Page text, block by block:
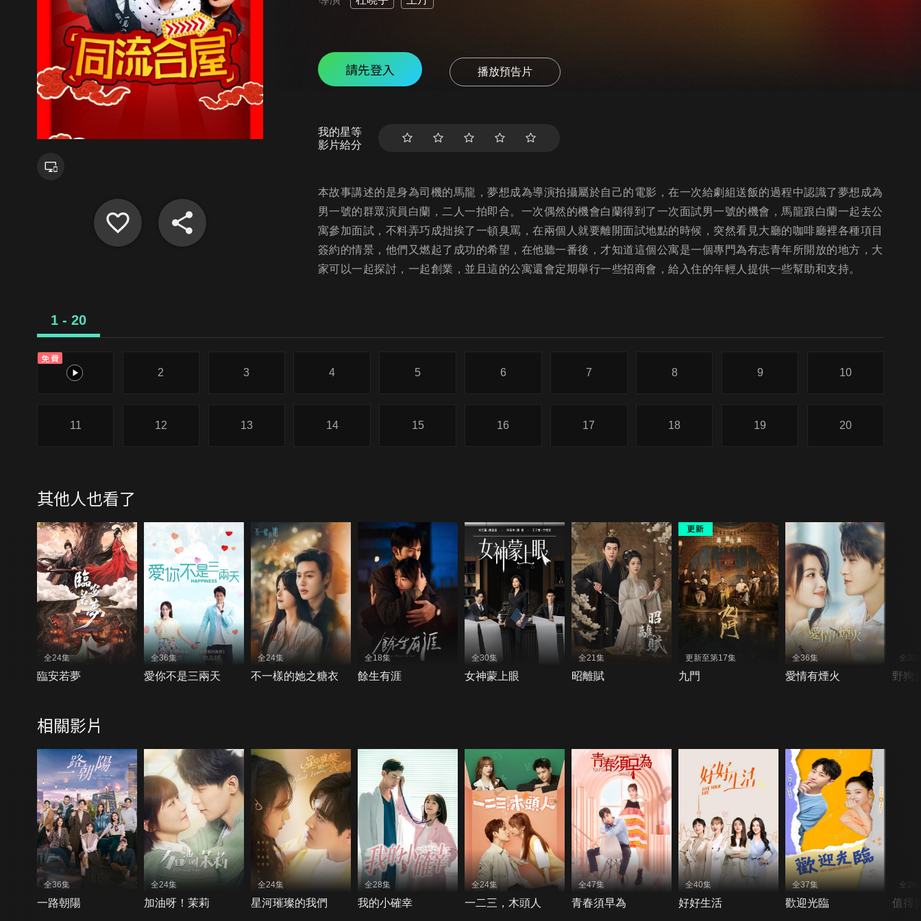
請先登入 播放預告片
我的星等
影片給分
本故事講述的是身為司機的馬龍，夢想成為導演拍攝屬於自己的電影，在一次給劇組送飯的過程中認識了夢想成為
男一號的群眾演員白蘭，二人一拍即合。一次偶然的機會白蘭得到了一次面試男一號的機會，馬龍跟白蘭一起去公
寓參加面試，不料弄巧成拙挨了一頓臭罵，在兩個人就要離開面試地點的時候，突然看見大廳的咖啡廳裡各種項目
簽約的情景，他們又燃起了成功的希望，在他聽一番後，才知道這個公寓是一個專門為有志青年所開放的地⽅，大
家可以一起探討，一起創業，並且這的公寓還會定期舉行一些招商會，給入住的年輕人提供一些幫助和支持。
1 - 20
免費
1
2 3 4 5 6 7 8 9 10
11 12 13 14 15 16 17 18 19 20
其他人也看了
全24集
臨安若夢
全36集
愛你不是三兩天
全24集
不一樣的她之糖衣
全18集
餘生有涯
全30集
女神蒙上眼
全21集
昭離賦
更新至第17集
九門
全36集
愛情有煙火
全32
野狗
相關影片
全36集
一路朝陽
全24集
加油呀！茉莉
全24集
星河璀璨的我們
全28集
我的小確幸
全24集
一二三，木頭人
全47集
青春須早為
全40集
好好生活
全37集
歡迎光臨
全26
值得